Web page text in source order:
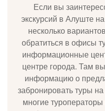
Если вы
экскурсий в Алуште
несколько
обратиться в офисы
информационные
центре города. Там
информацию о
забронировать туры
многие